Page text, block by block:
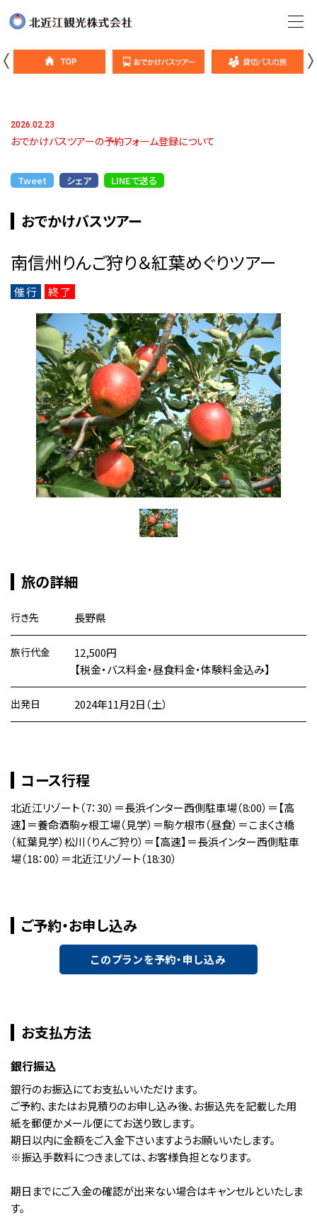
2026.02.23
おでかけバスツアーの予約フォーム登録について
Tweet シェア LINEで送る
おでかけバスツアー
南信州りんご狩り＆紅葉めぐりツアー
催行 終了
旅の詳細
行き先 長野県
旅行代金
12,500円
【税金・バス料金・昼食料金・体験料金込み】
出発日 2024年11月2日（土）
コース行程
北近江リゾート（7：30）＝長浜インター西側駐車場（8:00）＝【高
速】＝養命酒駒ヶ根工場（見学）＝駒ケ根市（昼食）＝こまくさ橋
（紅葉見学）松川（りんご狩り）＝【高速】＝長浜インター西側駐車
場（18：00）＝北近江リゾート（18:30）
ご予約・お申し込み
このプランを予約・申し込み
お支払方法
銀行振込
銀行のお振込にてお支払いいただけます。
ご予約、またはお見積りのお申し込み後、お振込先を記載した用
紙を郵便かメール便にてお送り致します。
期日以内に金額をご入金下さいますようお願いいたします。
※振込手数料につきましては、お客様負担となります。
期日までにご入金の確認が出来ない場合はキャンセルといたしま
す。